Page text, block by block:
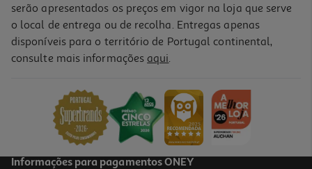
Livro Diário De Uma Totó 2 E 1 (livro 1 + 2)
PVP de editor
17,01 €
serão apresentados os preços em vigor na loja que serve
o local de entrega ou de recolha. Entregas apenas
disponíveis para o território de Portugal continental,
consulte mais informações aqui.
Informações para pagamentos ONEY